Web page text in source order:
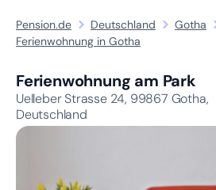
Pension.de Deutschland
Gotha
Ferienwohnung in Gotha
Ferienwohnung am Park
Uelleber Strasse 24, 99867 Gotha,
Deutschland